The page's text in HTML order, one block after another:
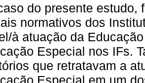
do presente estudo,
normativos dos
à atuação da
Especial nos IFs.
que retratavam a
Especial em um